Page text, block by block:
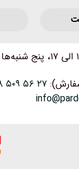
۲۷ ۵۶ ۵۰۹ ۰۹۳۸